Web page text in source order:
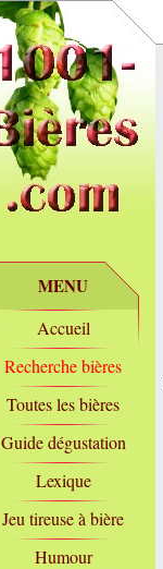
MENU
Accueil
Recherche bières
Toutes les bières
Guide dégustation
Lexique
Jeu tireuse à bière
Humour